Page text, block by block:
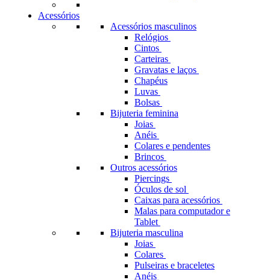
Acessórios
Acessórios masculinos
Relógios
Cintos
Carteiras
Gravatas e laços
Chapéus
Luvas
Bolsas
Bijuteria feminina
Joias
Anéis
Colares e pendentes
Brincos
Outros acessórios
Piercings
Óculos de sol
Caixas para acessórios
Malas para computador e
Tablet
Bijuteria masculina
Joias
Colares
Pulseiras e braceletes
Anéis